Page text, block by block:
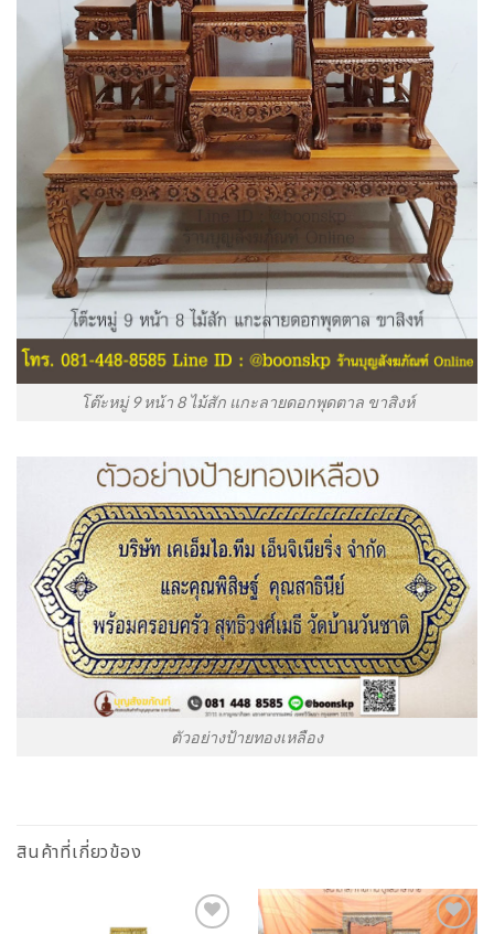
โต๊ะหมู่ 9 หน้า 8 ไม้สัก แกะลายดอกพุดตาล ขาสิงห์
ตัวอย่างป้ายทองเหลือง
สินค้าที่เกี่ยวข้อง